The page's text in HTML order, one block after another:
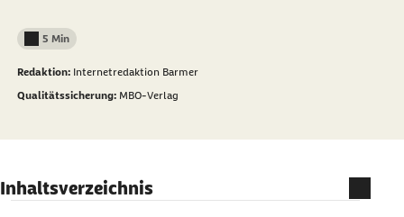
Lesedauer weniger als
5 Min
Redaktion: Internetredaktion Barmer
Qualitätssicherung: MBO-Verlag
Inhaltsverzeichnis